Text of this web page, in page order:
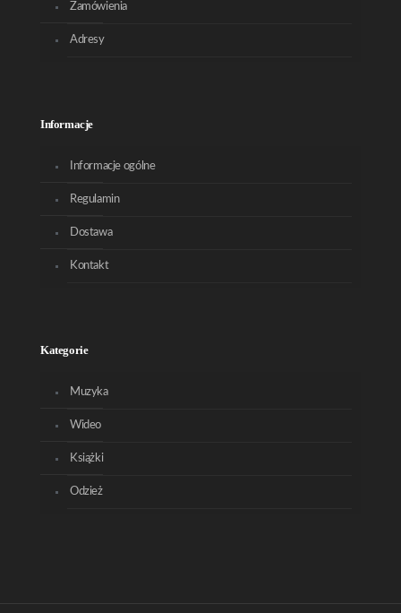
Zamówienia
Adresy
Informacje
Informacje ogólne
Regulamin
Dostawa
Kontakt
Kategorie
Muzyka
Wideo
Książki
Odzież